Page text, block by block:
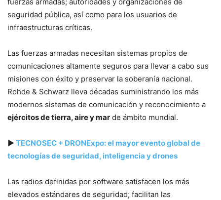
fuerzas armadas; autoridades y organizaciones de
seguridad pública, así como para los usuarios de
infraestructuras críticas.
Las fuerzas armadas necesitan sistemas propios de
comunicaciones altamente seguros para llevar a cabo sus
misiones con éxito y preservar la soberanía nacional.
Rohde & Schwarz lleva décadas suministrando los más
modernos sistemas de comunicación y reconocimiento a
ejércitos de tierra, aire y mar de ámbito mundial.
▶TECNOSEC + DRONExpo: el mayor evento global de
tecnologías de seguridad, inteligencia y drones
Las radios definidas por software satisfacen los más
elevados estándares de seguridad; facilitan las